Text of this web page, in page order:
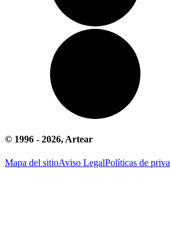
© 1996 - 2026, Artear
Mapa del sitioAviso LegalPolíticas de